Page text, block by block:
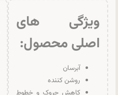
ویژگی های
اصلی محصول:
آبرسان
روشن کننده